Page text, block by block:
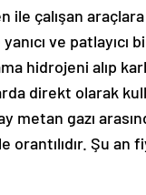
ile çalışan
ve patlayıcı
hidrojeni alıp
direkt olarak
metan gazı
orantılıdır. Şu an